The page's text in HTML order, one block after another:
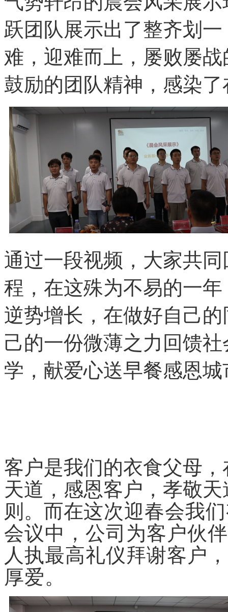
跃团队展示出了整齐划
难，迎难而上，屡败屡战
鼓励的团队精神，感染
通过一段视频，大家共同
程，在这殊为不易的一
逆势增长，在做好自己
己的一份微薄之力回馈
学，献爱心送早餐感恩
客户是我们的衣食父母
天道，感恩客户，孝敬
则。而在这次迎春会我
会议中，公司为客户伙
人执最高礼仪拜谢客户
厚爱。